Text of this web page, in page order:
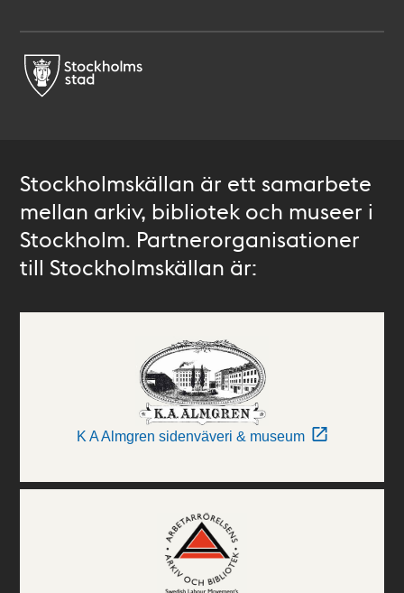
Stockholmskällan är ett samarbete
mellan arkiv, bibliotek och museer i
Stockholm. Partnerorganisationer
till Stockholmskällan är:
K A Almgren sidenväveri & museum